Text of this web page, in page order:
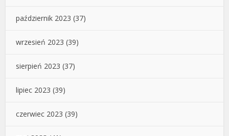
październik 2023 (37)
wrzesień 2023 (39)
sierpień 2023 (37)
lipiec 2023 (39)
czerwiec 2023 (39)